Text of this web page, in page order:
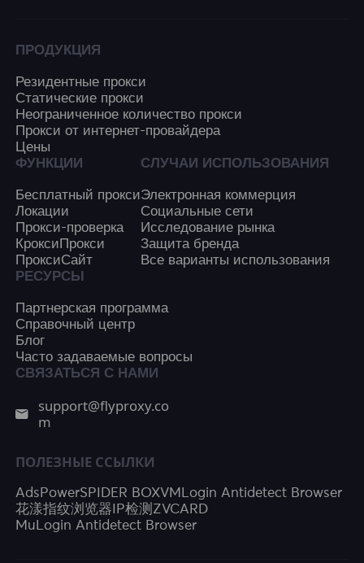
ПРОДУКЦИЯ
Резидентные прокси
Статические прокси
Неограниченное количество прокси
Прокси от интернет-провайдера
Цены
ФУНКЦИИ
Бесплатный прокси
Локации
Прокси-проверка
КроксиПрокси
ПроксиСайт
СЛУЧАИ ИСПОЛЬЗОВАНИЯ
Электронная коммерция
Социальные сети
Исследование рынка
Защита бренда
Все варианты использования
РЕСУРСЫ
Партнерская программа
Справочный центр
Блог
Часто задаваемые вопросы
СВЯЗАТЬСЯ С НАМИ
support@flyproxy.co
m
ПОЛЕЗНЫЕ ССЫЛКИ
AdsPowerSPIDER BOXVMLogin Antidetect Browser
花漾指纹浏览器 IP检测 ZVCARD
MuLogin Antidetect Browser